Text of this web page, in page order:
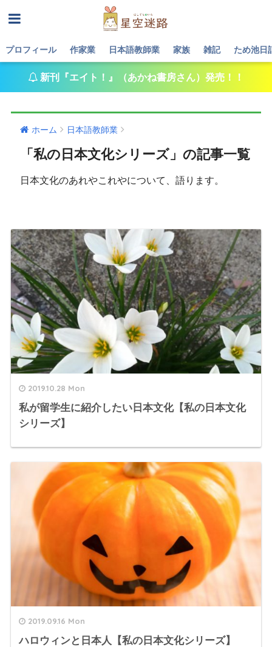
プロフィール 作家業 日本語教師業 家族 雑記 ため池日
新刊『エイト！』（あかね書房さん）発売！！
ホーム 日本語教師業
「私の日本文化シリーズ」の記事一覧
日本文化のあれやこれやについて、語ります。
2019.10.28 Mon
私が留学生に紹介したい日本文化【私の日本文化
シリーズ】
2019.09.16 Mon
ハロウィンと日本人【私の日本文化シリーズ】